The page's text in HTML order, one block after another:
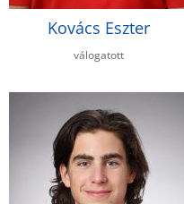
Kovács Eszter
válogatott